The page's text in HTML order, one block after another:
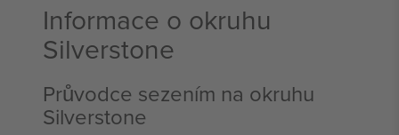
Informace o okruhu
Silverstone
Průvodce sezením na okruhu
Silverstone